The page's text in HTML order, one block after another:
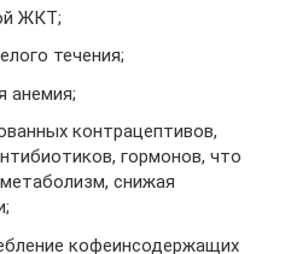
ЖКТ;
течения;
анемия;
контрацептивов,
гормонов, что
снижая
кофеинсодержащих